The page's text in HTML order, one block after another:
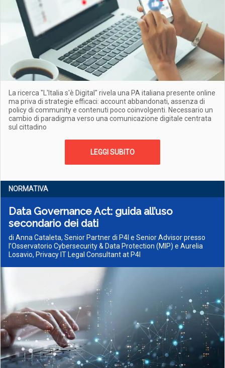
La ricerca "L'Italia s'è Digital" rivela una PA italiana presente online
ma priva di strategie efficaci: account abbandonati, assenza di
policy di community e contenuti poco coinvolgenti. Necessario un
cambio di paradigma verso una comunicazione digitale centrata
sul cittadino
LEGGI SUBITO
NORMATIVA
Data Governance Act: guida all’uso
secondario dei dati
di Anna Cataleta, Senior Partner di P4I e Senior Advisor presso
l’Osservatorio Cybersecurity & Data Protection (MIP) e Aurelia
Losavio, Privacy IT Legal Consultant at P4I